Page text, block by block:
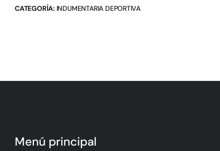
cantidad
CATEGORÍA: INDUMENTARIA DEPORTIVA
Menú principal